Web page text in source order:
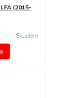
(2015-
Skladem